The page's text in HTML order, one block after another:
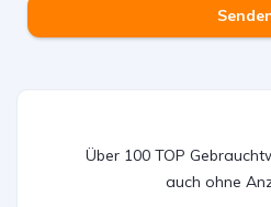
Über 100 TOP
auch ohne